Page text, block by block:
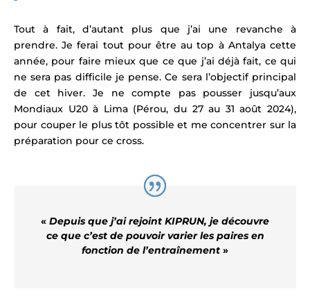
Tout à fait, d’autant plus que j’ai une revanche à
prendre. Je ferai tout pour être au top à Antalya cette
année, pour faire mieux que ce que j’ai déjà fait, ce qui
ne sera pas difficile je pense. Ce sera l’objectif principal
de cet hiver. Je ne compte pas pousser jusqu’aux
Mondiaux U20 à Lima (Pérou, du 27 au 31 août 2024),
pour couper le plus tôt possible et me concentrer sur la
préparation pour ce cross.
« Depuis que j’ai rejoint KIPRUN, je découvre
ce que c’est de pouvoir varier les paires en
fonction de l’entraînement »